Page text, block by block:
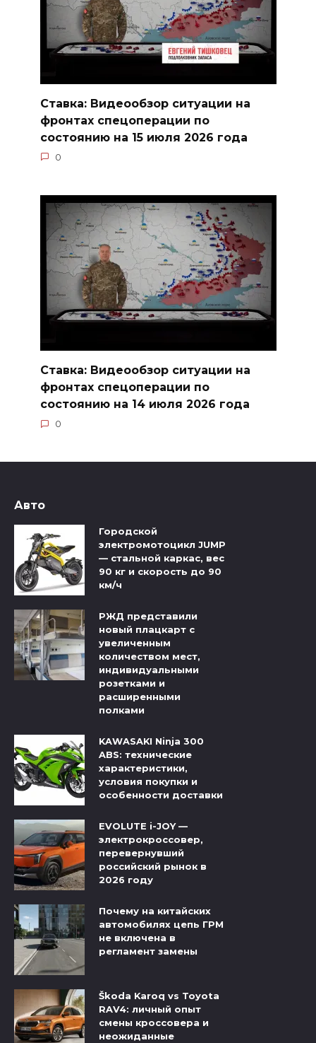
Ставка: Видеообзор ситуации на
фронтах спецоперации по
состоянию на 15 июля 2026 года
0
Ставка: Видеообзор ситуации на
фронтах спецоперации по
состоянию на 14 июля 2026 года
0
Авто
Городской
электромотоцикл JUMP
— стальной каркас, вес
90 кг и скорость до 90
км/ч
РЖД представили
новый плацкарт с
увеличенным
количеством мест,
индивидуальными
розетками и
расширенными
полками
KAWASAKI Ninja 300
ABS: технические
характеристики,
условия покупки и
особенности доставки
EVOLUTE i-JOY —
электрокроссовер,
перевернувший
российский рынок в
2026 году
Почему на китайских
автомобилях цепь ГРМ
не включена в
регламент замены
Škoda Karoq vs Toyota
RAV4: личный опыт
смены кроссовера и
неожиданные